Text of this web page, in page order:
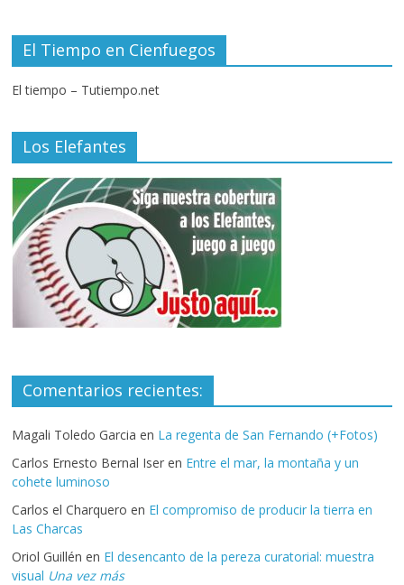
El Tiempo en Cienfuegos
El tiempo – Tutiempo.net
Los Elefantes
Comentarios recientes:
Magali Toledo Garcia en La regenta de San Fernando (+Fotos)
Carlos Ernesto Bernal Iser en Entre el mar, la montaña y un
cohete luminoso
Carlos el Charquero en El compromiso de producir la tierra en
Las Charcas
Oriol Guillén en El desencanto de la pereza curatorial: muestra
visual Una vez más